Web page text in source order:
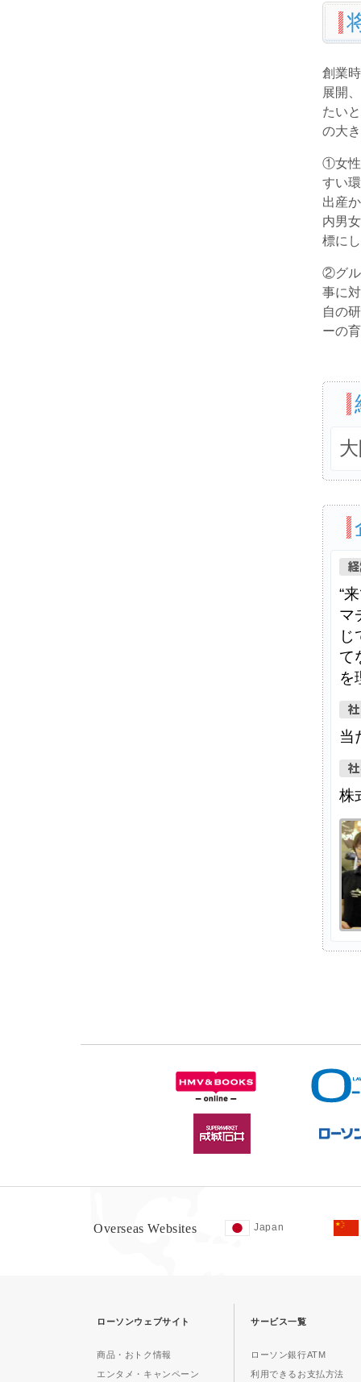
創業
展開
たい
の大
①女性
すい
出産
内男
標に
②グル
事に
自の
ーの
“
マ
じ
て
を
当
株
Overseas Websites Japan
ローソンウェブサイト
商品・おトク情報
エンタメ・キャンペーン
サービス一覧
ローソン銀行ATM
利用できるお支払方法